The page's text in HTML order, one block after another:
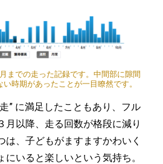
までの走った記録です。中間部に隙間
時期があったことが一目瞭然です。
” に満足したこともあり、フル
月以降、走る回数が格段に減り
は、子どもがますますかわいく
いると楽しいという気持ち。